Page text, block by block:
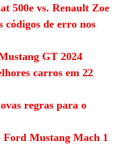
500e vs. Renault Zoe
códigos de erro nos
GT 2024
carros em 22
regras para o
Ford Mustang Mach 1